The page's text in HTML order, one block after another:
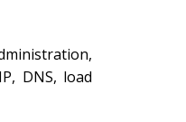
DNS, load